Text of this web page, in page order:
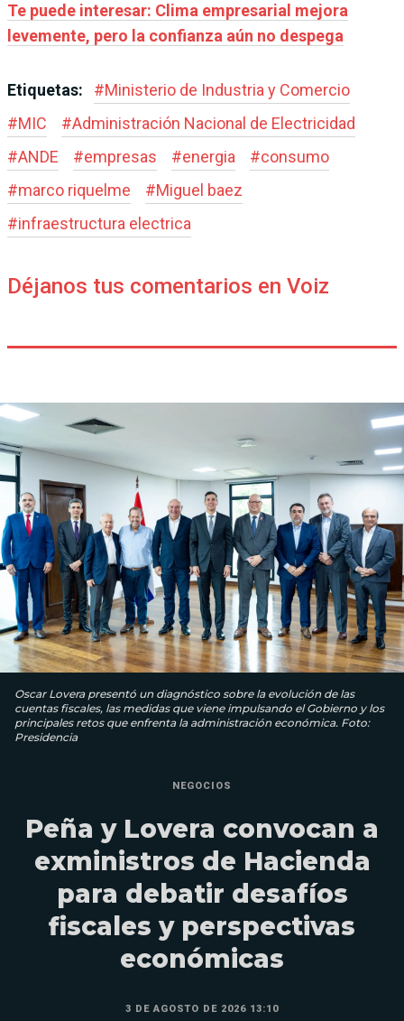
Te puede interesar: Clima empresarial mejora
levemente, pero la confianza aún no despega
Etiquetas: #Ministerio de Industria y Comercio
#MIC #Administración Nacional de Electricidad
#ANDE #empresas #energia #consumo
#marco riquelme #Miguel baez
#infraestructura electrica
Déjanos tus comentarios en Voiz
Oscar Lovera presentó un diagnóstico sobre la evolución de las
cuentas fiscales, las medidas que viene impulsando el Gobierno y los
principales retos que enfrenta la administración económica. Foto:
Presidencia
NEGOCIOS
Peña y Lovera convocan a
exministros de Hacienda
para debatir desafíos
fiscales y perspectivas
económicas
3 DE AGOSTO DE 2026 13:10